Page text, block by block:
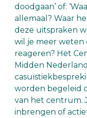
doodgaan’ of:
allemaal? Waar
deze uitspraken
wil je meer weten
reageren? Het
Midden
worden begeleid
van het centrum.
inbrengen of